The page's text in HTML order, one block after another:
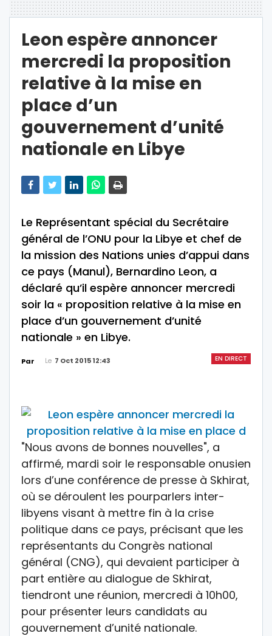
Leon espère annoncer
mercredi la proposition
relative à la mise en
place d’un
gouvernement d’unité
nationale en Libye
Le Représentant spécial du Secrétaire
général de l’ONU pour la Libye et chef de
la mission des Nations unies d’appui dans
ce pays (Manul), Bernardino Leon, a
déclaré qu’il espère annoncer mercredi
soir la « proposition relative à la mise en
place d’un gouvernement d’unité
nationale » en Libye.
EN DIRECT
Par Le 7 Oct 2015 12:43
"Nous avons de bonnes nouvelles", a
affirmé, mardi soir le responsable onusien
lors d’une conférence de presse à Skhirat,
où se déroulent les pourparlers inter-
libyens visant à mettre fin à la crise
politique dans ce pays, précisant que les
représentants du Congrès national
général (CNG), qui devaient participer à
part entière au dialogue de Skhirat,
tiendront une réunion, mercredi à 10h00,
pour présenter leurs candidats au
gouvernement d’unité nationale.